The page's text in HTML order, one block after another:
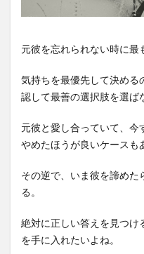
元彼を忘れられない時に最
気持ちを最優先して決める
認して最善の選択肢を選ば
元彼と愛し合っていて、今
やめたほうが良いケースも
その逆で、いま彼を諦めた
る。
絶対に正しい答えを見つけ
を手に入れたいよね。